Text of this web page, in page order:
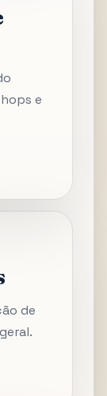
e
de